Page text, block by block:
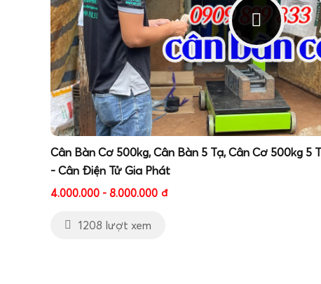
Cân Bàn Cơ 500kg, Cân Bàn 5 Tạ, Cân Cơ 500kg 5
- Cân Điện Tử Gia Phát
4.000.000 - 8.000.000 đ
1208 lượt xem